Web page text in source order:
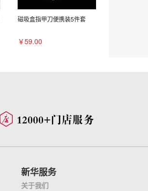
磁吸盒指甲刀便携装5件套
￥59.00
新华服务
关于我们